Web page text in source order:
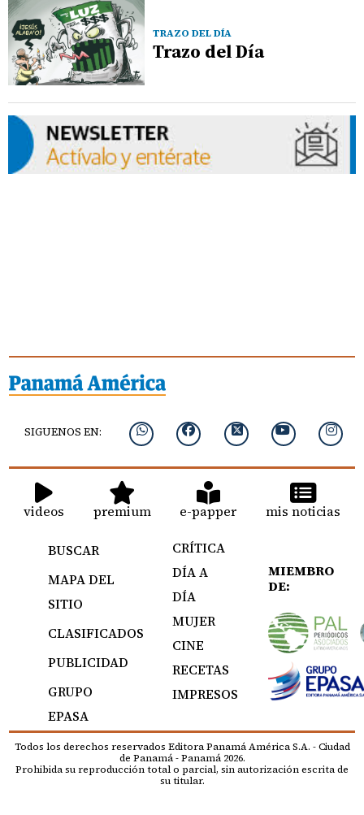
TRAZO DEL DÍA
Trazo del Día
SIGUENOS EN:
videos premium e-papper mis noticias
BUSCAR
MAPA DEL
SITIO
CLASIFICADOS
PUBLICIDAD
GRUPO
EPASA
CRÍTICA
DÍA A
DÍA
MUJER
CINE
RECETAS
IMPRESOS
MIEMBRO
DE:
Todos los derechos reservados Editora Panamá América S.A. - Ciudad
de Panamá - Panamá 2026.
Prohibida su reproducción total o parcial, sin autorización escrita de
su titular.